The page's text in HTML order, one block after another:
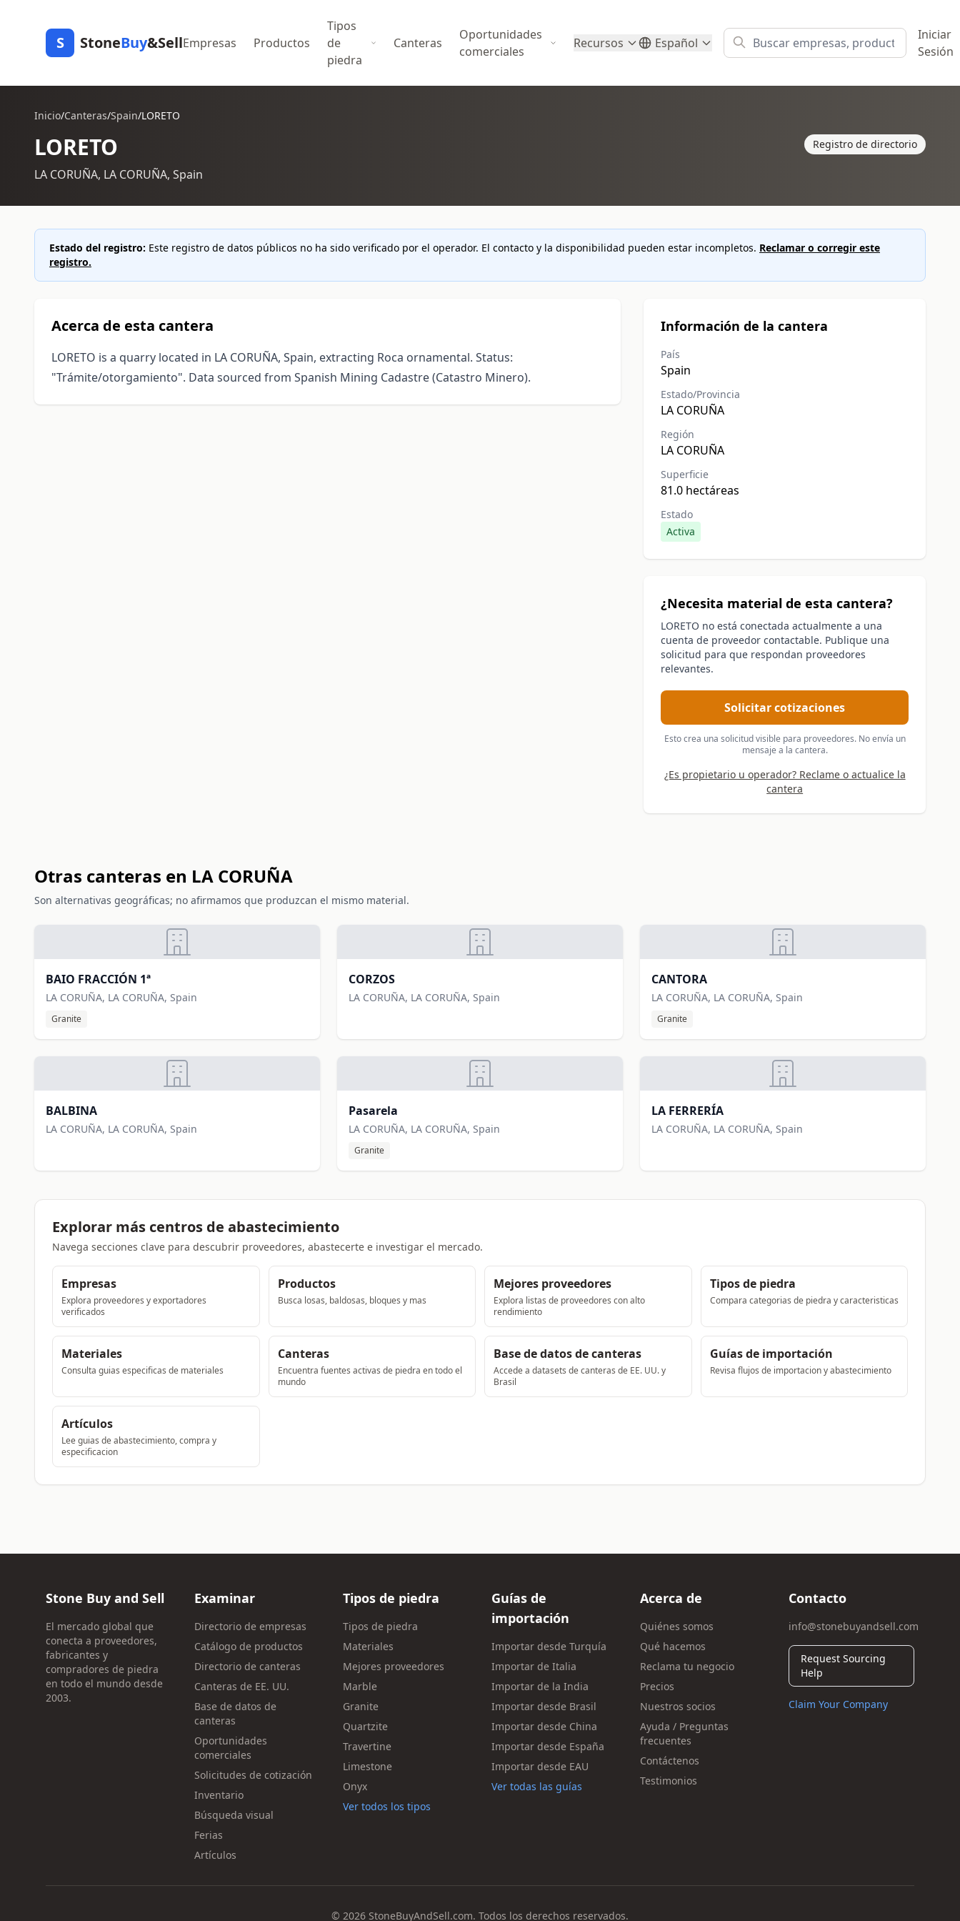
S StoneBuy&SellEmpresas Productos
Tipos
de
piedra
Canteras
Oportunidades
comerciales
Recursos Español
Iniciar
Sesión
Inicio/Canteras/Spain/LORETO
LORETO
LA CORUÑA, LA CORUÑA, Spain
Registro de directorio
Estado del registro: Este registro de datos públicos no ha sido verificado por el operador. El contacto y la disponibilidad pueden estar incompletos. Reclamar o corregir este
registro.
Acerca de esta cantera
LORETO is a quarry located in LA CORUÑA, Spain, extracting Roca ornamental. Status:
"Trámite/otorgamiento". Data sourced from Spanish Mining Cadastre (Catastro Minero).
Información de la cantera
País
Spain
Estado/Provincia
LA CORUÑA
Región
LA CORUÑA
Superficie
81.0 hectáreas
Estado
Activa
¿Necesita material de esta cantera?
LORETO no está conectada actualmente a una
cuenta de proveedor contactable. Publique una
solicitud para que respondan proveedores
relevantes.
Solicitar cotizaciones
Esto crea una solicitud visible para proveedores. No envía un
mensaje a la cantera.
¿Es propietario u operador? Reclame o actualice la
cantera
Otras canteras en LA CORUÑA
Son alternativas geográficas; no afirmamos que produzcan el mismo material.
BAIO FRACCIÓN 1ª
LA CORUÑA, LA CORUÑA, Spain
Granite
CORZOS
LA CORUÑA, LA CORUÑA, Spain
CANTORA
LA CORUÑA, LA CORUÑA, Spain
Granite
BALBINA
LA CORUÑA, LA CORUÑA, Spain
Pasarela
LA CORUÑA, LA CORUÑA, Spain
Granite
LA FERRERÍA
LA CORUÑA, LA CORUÑA, Spain
Explorar más centros de abastecimiento
Navega secciones clave para descubrir proveedores, abastecerte e investigar el mercado.
Empresas
Explora proveedores y exportadores
verificados
Productos
Busca losas, baldosas, bloques y mas
Mejores proveedores
Explora listas de proveedores con alto
rendimiento
Tipos de piedra
Compara categorias de piedra y caracteristicas
Materiales
Consulta guias especificas de materiales
Canteras
Encuentra fuentes activas de piedra en todo el
mundo
Base de datos de canteras
Accede a datasets de canteras de EE. UU. y
Brasil
Guías de importación
Revisa flujos de importacion y abastecimiento
Artículos
Lee guias de abastecimiento, compra y
especificacion
Stone Buy and Sell
El mercado global que
conecta a proveedores,
fabricantes y
compradores de piedra
en todo el mundo desde
2003.
Examinar
Directorio de empresas
Catálogo de productos
Directorio de canteras
Canteras de EE. UU.
Base de datos de
canteras
Oportunidades
comerciales
Solicitudes de cotización
Inventario
Búsqueda visual
Ferias
Artículos
Tipos de piedra
Tipos de piedra
Materiales
Mejores proveedores
Marble
Granite
Quartzite
Travertine
Limestone
Onyx
Ver todos los tipos
Guías de
importación
Importar desde Turquía
Importar de Italia
Importar de la India
Importar desde Brasil
Importar desde China
Importar desde España
Importar desde EAU
Ver todas las guías
Acerca de
Quiénes somos
Qué hacemos
Reclama tu negocio
Precios
Nuestros socios
Ayuda / Preguntas
frecuentes
Contáctenos
Testimonios
Contacto
info@stonebuyandsell.com
Request Sourcing
Help
Claim Your Company
© 2026 StoneBuyAndSell.com. Todos los derechos reservados.